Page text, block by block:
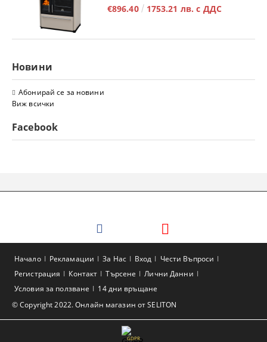
€896.40 1753.21 лв. с ДДС
Новини
Абонирай се за новини
Виж всички
Facebook
© Copyright 2022. Онлайн магазин от SELITON
Начало Рекламации За Нас Вход
Чести Въпроси
Регистрация
Контакт Търсене
Лични Данни
Условия за ползване
14 дни връщане
GDPR